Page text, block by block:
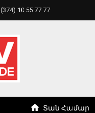
(374) 10 55 77 77
Տան Համար